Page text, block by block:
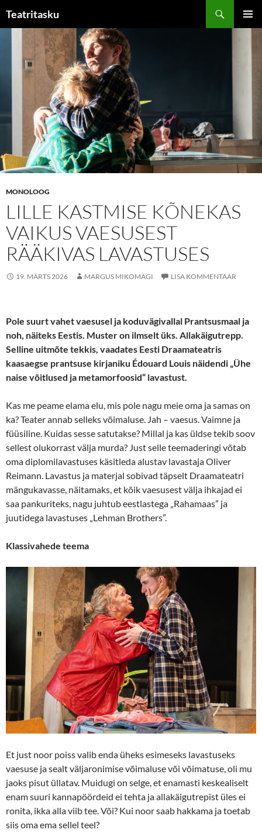
sisu
Teatritasku
MONOLOOG
LILLE KASTMISE KÕNEKAS
VAIKUS VAESUSEST
RÄÄKIVAS LAVASTUSES
19. MÄRTS 2026 MARGUS MIKOMÄGI LISA KOMMENTAAR
Pole suurt vahet vaesusel ja koduvägivallal Prantsusmaal ja
noh, näiteks Eestis. Muster on ilmselt üks. Allakäigutrepp.
Selline uitmõte tekkis, vaadates Eesti Draamateatris
kaasaegse prantsuse kirjaniku Édouard Louis näidendi „Ühe
naise võitlused ja metamorfoosid“ lavastust.
Kas me peame elama elu, mis pole nagu meie oma ja samas on
ka? Teater annab selleks võimaluse. Jah – vaesus. Vaimne ja
füüsiline. Kuidas sesse satutakse? Millal ja kas üldse tekib soov
sellest olukorrast välja murda? Just selle teemaderingi võtab
oma diplomilavastuses käsitleda alustav lavastaja Oliver
Reimann. Lavastus ja materjal sobivad täpselt Draamateatri
mängukavasse, näitamaks, et kõik vaesusest välja ihkajad ei
saa pankuriteks, nagu juhtub eestlastega „Rahamaas” ja
juutidega lavastuses „Lehman Brothers”.
Klassivahede teema
Et just noor poiss valib enda üheks esimeseks lavastuseks
vaesuse ja sealt väljaronimise võimaluse või võimatuse, oli mu
jaoks pisut üllatav. Muidugi on selge, et enamasti keskealiselt
enam suuri kannapöördeid ei tehta ja allakäigutrepist üles ei
ronita, ikka alla viib tee. Või? Kui noor saab hakkama ja toetab
siis oma ema sellel teel?